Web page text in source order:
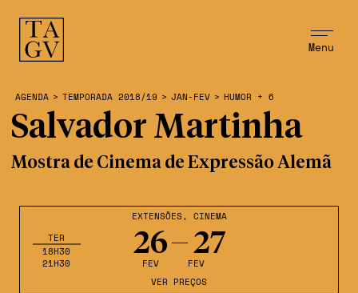
Menu
EXTENSÕES, CINEMA
26
FEV
27
FEV
TER
18H30
21H30
VER PREÇOS
AGENDA > TEMPORADA 2018/19 > JAN-FEV > HUMOR + 6
Salvador Martinha
Mostra de Cinema de Expressão Alemã